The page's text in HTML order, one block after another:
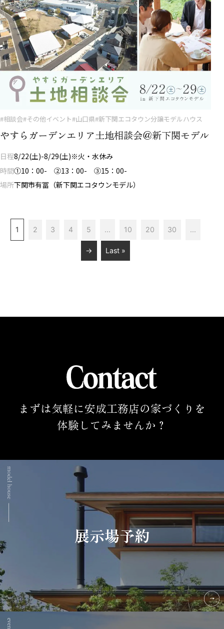
#相談会#その他イベント#山口県#新下関エコタウン分譲モデルハウス
やすらガーデンエリア土地相談会＠新下関モデル
日程8/22(土)-8/29(土)※火・水休み
時間①10：00- ②13：00- ③15：00-
場所下関市有冨（新下関エコタウンモデル）
1 2 3 4 5 ... 10 20 30 ...
→ Last »
まずは気軽に安成工務店の家づくりを
体験してみませんか？
展示場予約